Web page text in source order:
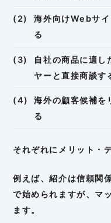
海外向けWebサ
る
自社の商品に適し
ヤーと直接商談す
海外の顧客候補を
る
それぞれにメリット・
例えば、紹介は信頼関
で始められますが、マ
ます。